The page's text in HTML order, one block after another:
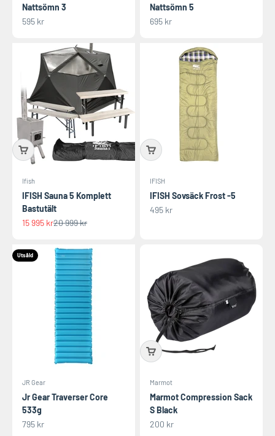
Nattsömn 3
REA-pris
595 kr
Nattsömn 5
REA-pris
695 kr
Ifish
IFISH Sauna 5 Komplett
Bastutält
REA-pris
15 995 krPris
20 999 kr
IFISH
IFISH Sovsäck Frost -5
REA-pris
495 kr
Utsåld
JR Gear
Jr Gear Traverser Core
533g
REA-pris
795 kr
Marmot
Marmot Compression Sack
S Black
REA-pris
200 kr